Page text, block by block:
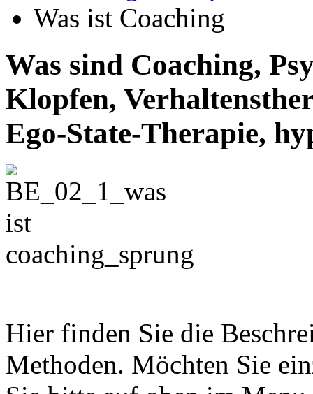
Was ist Coaching
Was sind Coaching,
Klopfen,
Ego-State-Therapie,
Hier finden Sie die
Methoden. Möchten Sie